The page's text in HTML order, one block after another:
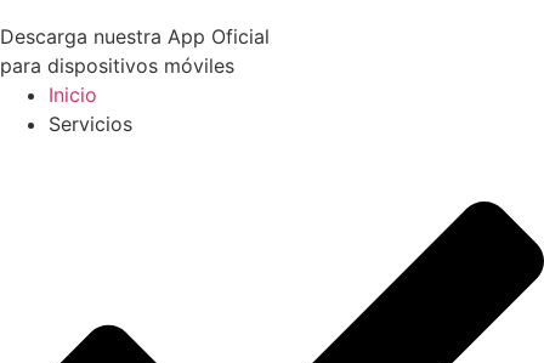
Descarga nuestra App Oficial
para dispositivos móviles
Inicio
Servicios